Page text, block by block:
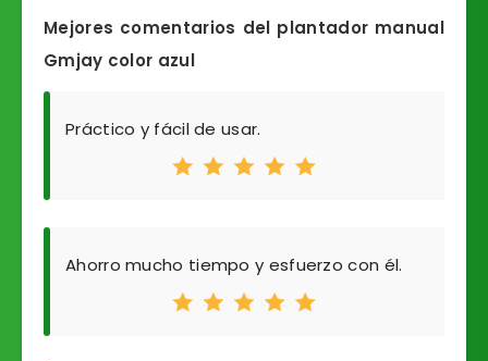
Mejores comentarios del plantador manual
Gmjay color azul
Práctico y fácil de usar.
Ahorro mucho tiempo y esfuerzo con él.